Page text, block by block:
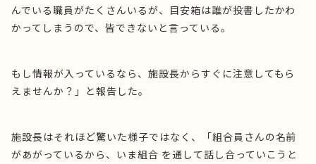
んでいる職員がたくさんいるが、目安箱は誰が投書したかわ
かってしまうので、皆できないと言っている。
もし情報が入っているなら、施設長からすぐに注意してもら
えませんか？」と報告した。
施設長はそれほど驚いた様子ではなく、「組合員さんの名前
があがっているから、いま組合 を通して話し合っていこうと